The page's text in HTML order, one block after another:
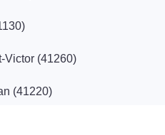
Victor (41260)
(41220)